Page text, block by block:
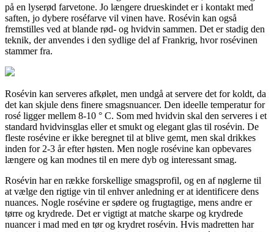
på en lyserød farvetone. Jo længere drueskindet er i kontakt med
saften, jo dybere roséfarve vil vinen have. Rosévin kan også
fremstilles ved at blande rød- og hvidvin sammen. Det er stadig den
teknik, der anvendes i den sydlige del af Frankrig, hvor rosévinen
stammer fra.
Rosévin kan serveres afkølet, men undgå at servere det for koldt, da
det kan skjule dens finere smagsnuancer. Den ideelle temperatur for
rosé ligger mellem 8-10 ° C. Som med hvidvin skal den serveres i et
standard hvidvinsglas eller et smukt og elegant glas til rosévin. De
fleste rosévine er ikke beregnet til at blive gemt, men skal drikkes
inden for 2-3 år efter høsten. Men nogle rosévine kan opbevares
længere og kan modnes til en mere dyb og interessant smag.
Rosévin har en række forskellige smagsprofil, og en af nøglerne til
at vælge den rigtige vin til enhver anledning er at identificere dens
nuances. Nogle rosévine er sødere og frugtagtige, mens andre er
tørre og krydrede. Det er vigtigt at matche skarpe og krydrede
nuancer i mad med en tør og krydret rosévin. Hvis madretten har